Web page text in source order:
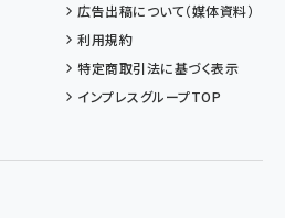
広告出稿について（媒体資料）
利用規約
特定商取引法に基づく表示
インプレスグループTOP